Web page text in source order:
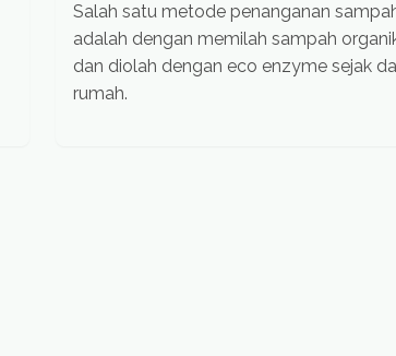
Salah satu metode penanganan
adalah dengan memilah sampah
dan diolah dengan eco enzyme sejak
rumah.